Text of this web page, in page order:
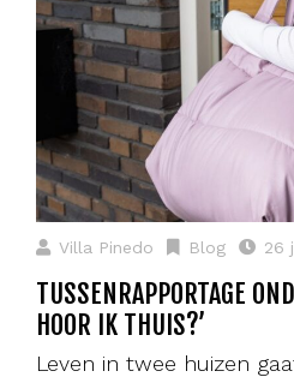
Villa Pinedo Blog 26
TUSSENRAPPORTAGE
HOOR IK THUIS?’
Leven in twee huizen